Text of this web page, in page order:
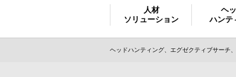
人材
ソリューション
ヘ
ハンテ
ヘッドハンティング、エグゼクティブサーチ